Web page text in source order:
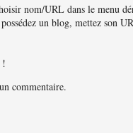
nom/URL dans le menu
un blog, mettez son
!
commentaire.